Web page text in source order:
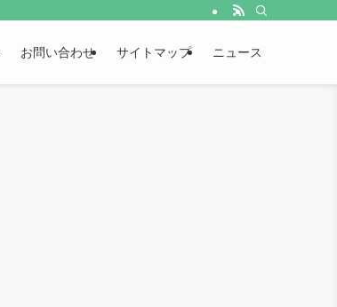
お問い合わせ サイトマップ ニュース